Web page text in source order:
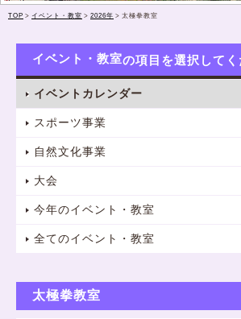
TOP > イベント・教室 > 2026年 > 太極拳教室
イベント・教室
イベントカレンダー
スポーツ事業
自然文化事業
大会
今年のイベント・教室
全てのイベント・教室
太極拳教室